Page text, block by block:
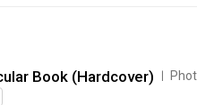
Book (Hardcover)